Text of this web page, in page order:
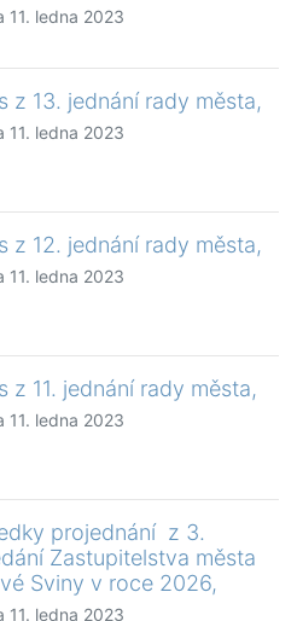
11. ledna 2023
z 13. jednání rady města,
11. ledna 2023
z 12. jednání rady města,
11. ledna 2023
z 11. jednání rady města,
11. ledna 2023
projednání z 3.
Zastupitelstva města
Sviny v roce 2026,
11. ledna 2023